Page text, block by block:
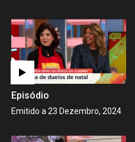
Episódio
Emitido a 23 Dezembro, 2024